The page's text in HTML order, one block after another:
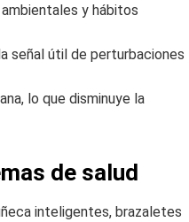
y hábitos
señal útil de perturbaciones
lo que disminuye la
de salud
inteligentes, brazaletes